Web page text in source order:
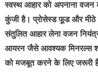
स्वस्थ आहारको अपनाना वजन
कुंजी है। प्रोसेस्ड फूड और मीठे
संतुलित आहार लेना वजन
आयरन जैसे आवश्यक मिनरल्स
को मजबूत करने के लिए जरूरी